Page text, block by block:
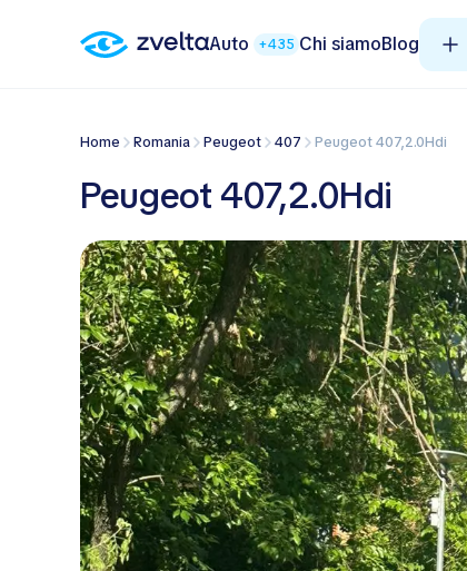
Auto +435 Chi siamoBlog
Home Romania Peugeot 407 Peugeot 407,2.0Hdi
Peugeot 407,2.0Hdi